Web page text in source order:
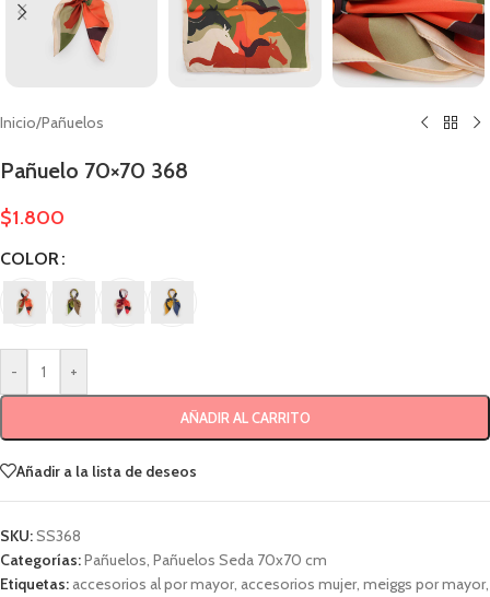
Inicio/Pañuelos
Pañuelo 70×70 368
$1.800
COLOR
- +
AÑADIR AL CARRITO
Añadir a la lista de deseos
SKU:SS368
Categorías:Pañuelos, Pañuelos Seda 70x70 cm
Etiquetas: accesorios al por mayor, accesorios mujer, meiggs por mayor,